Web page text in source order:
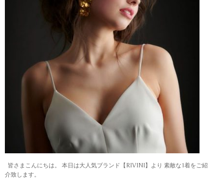
皆さまこんにちは。 本日は大人気ブランド【RIVINI】より 素敵な1着をご紹
介致します。